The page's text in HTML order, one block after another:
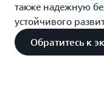
также надежную
устойчивого
Обратитесь к